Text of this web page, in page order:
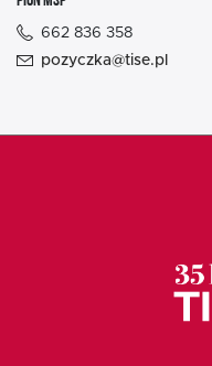
662 836 358
pozyczka@tise.pl